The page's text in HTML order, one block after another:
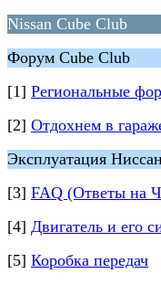
Nissan Cube Club
Форум Cube Club
[1] Региональные
[2] Отдохнем в
Эксплуатация
[3] FAQ (Ответы на
[4] Двигатель и его
[5] Коробка передач